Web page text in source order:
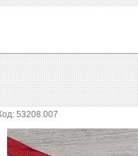
53208.007